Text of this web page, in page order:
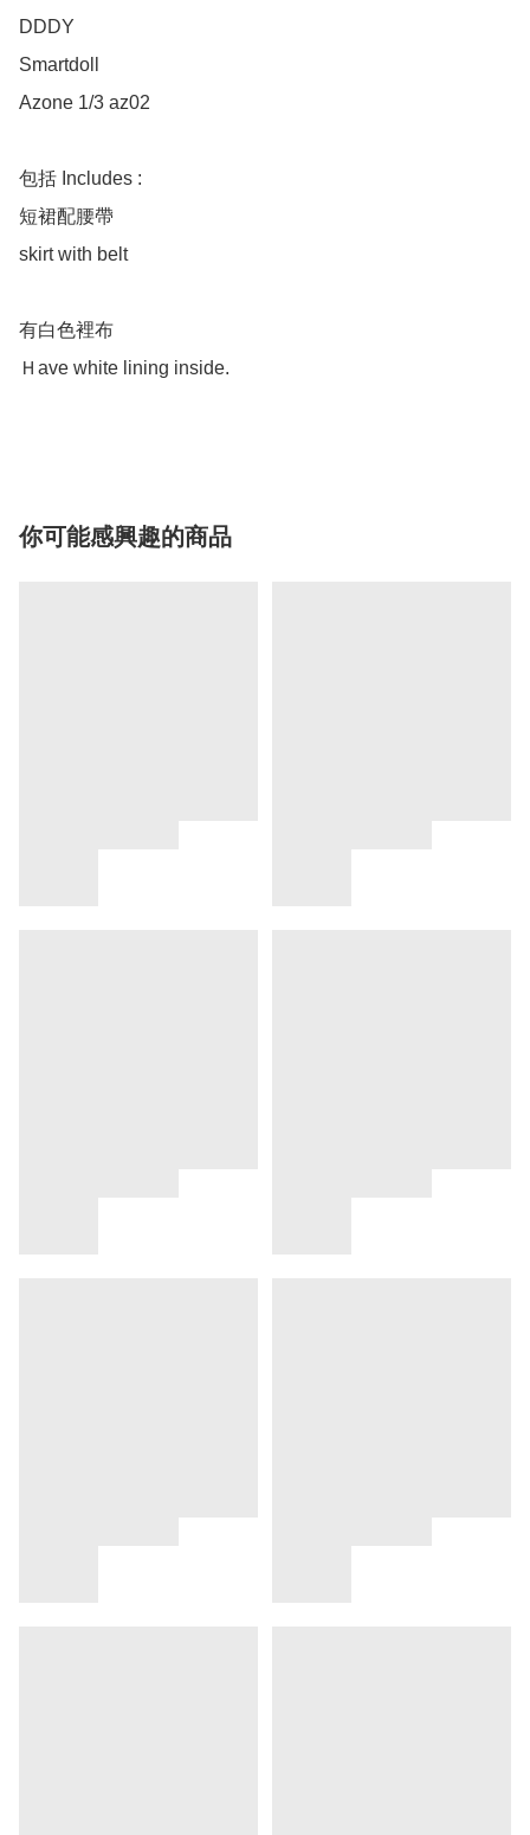
DDDY
Smartdoll
Azone 1/3 az02
包括 Includes :
短裙配腰帶
skirt with belt
有白色裡布
Ｈave white lining inside.
你可能感興趣的商品